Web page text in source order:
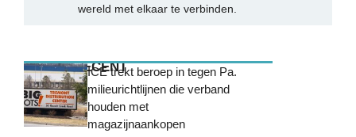
wereld met elkaar te verbinden.
MEEST RECENTICE trekt beroep in tegen Pa.
milieurichtlijnen die verband
houden met
magazijnaankopen